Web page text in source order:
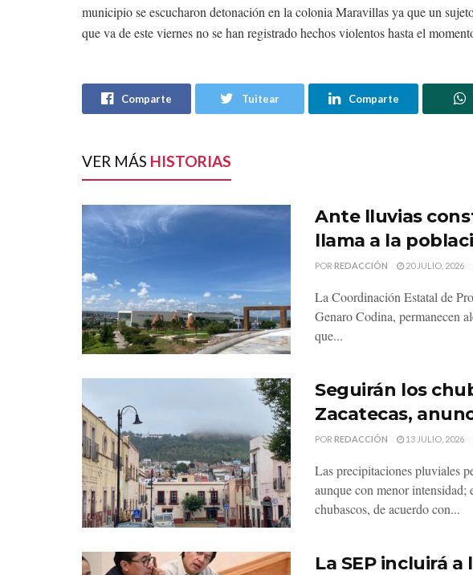
municipio se escucharon detonación en la colonia Maravillas ya que un
que va de este viernes no se han registrado hechos violentos hasta el
Comparte Tuitear Comparte
VER MÁS HISTORIAS
Ante lluvias
llama a la
POR REDACCIÓN 20 JULIO, 2026
La Coordinación Estatal de
Genaro Codina, permanecen
que...
Seguirán los
Zacatecas,
POR REDACCIÓN 13 JULIO, 2026
Las precipitaciones pluviales
aunque con menor intensidad;
chubascos, de acuerdo con...
La SEP incluirá